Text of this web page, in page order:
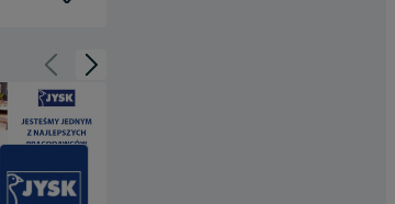
Cofnij do slajdu 1 z 3
Przejdź do slajdu 2 z 3